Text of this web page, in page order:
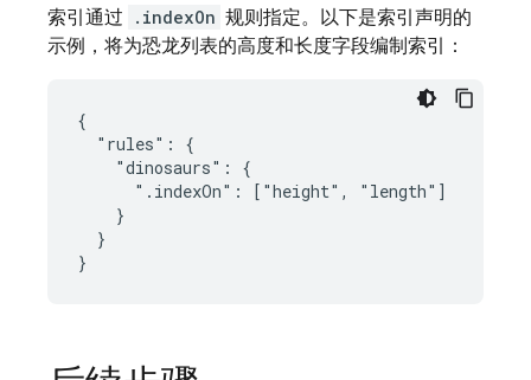
索引通过
.indexOn 规则指定。以下是索引声明的
示例，将为恐龙列表的高度和长度字段编制索引：
{
  "rules": {
    "dinosaurs": {
      ".indexOn": ["height", "length"]
    }
  }
}